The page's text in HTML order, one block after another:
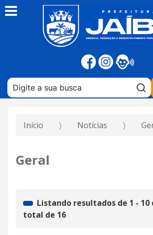
Início Notícias
Geral
Listando resultados de 1 - 10
total de 16